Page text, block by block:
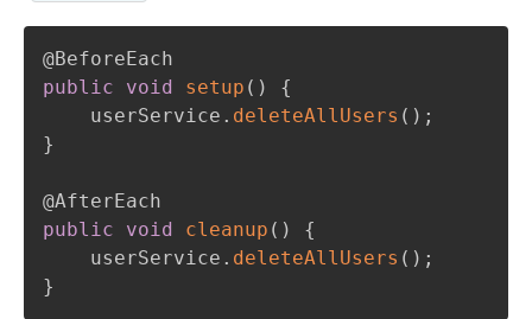
@BeforeEach
public
void setup ( )
{
    userService
. deleteAllUsers ( ) ;
}
@AfterEach
public
void cleanup ( )
{
    userService
. deleteAllUsers ( ) ;
}